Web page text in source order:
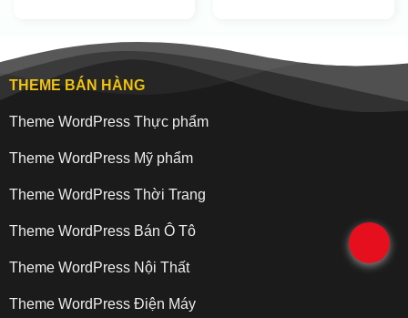
THEME BÁN HÀNG
Theme WordPress Thực phẩm
Theme WordPress Mỹ phẩm
Theme WordPress Thời Trang
Theme WordPress Bán Ô Tô
Theme WordPress Nội Thất
Theme WordPress Điện Máy